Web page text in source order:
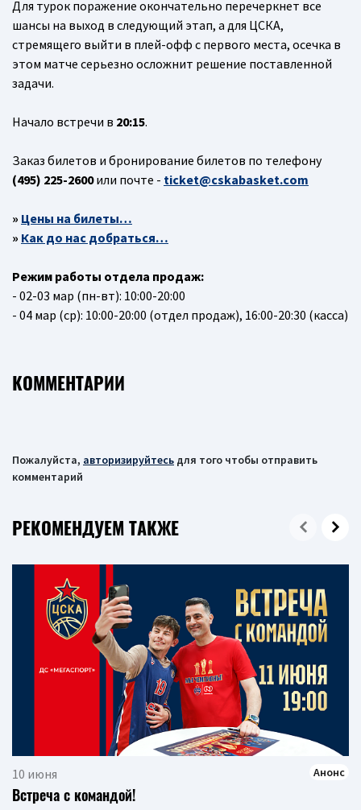
Для турок поражение окончательно перечеркнет все
шансы на выход в следующий этап, а для ЦСКА,
стремящего выйти в плей-офф с первого места, осечка в
этом матче серьезно осложнит решение поставленной
задачи.
Начало встречи в 20:15.
Заказ билетов и бронирование билетов по телефону
(495) 225-2600или почте - ticket@cskabasket.com
» Цены на билеты…
» Как до нас добраться…
Режим работы отдела продаж:
- 02-03 мар (пн-вт): 10:00-20:00
- 04 мар (ср): 10:00-20:00 (отдел продаж), 16:00-20:30 (касса)
КОММЕНТАРИИ
Пожалуйста, авторизируйтесь для того чтобы отправить
комментарий
РЕКОМЕНДУЕМ ТАКЖЕ
10 июня Анонс
Встреча с командой!